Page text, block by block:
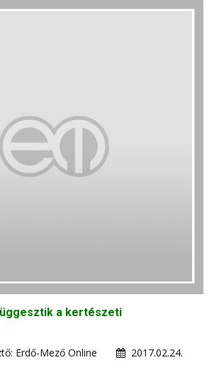
a kertészeti
Erdő-Mező Online
2017.02.24.